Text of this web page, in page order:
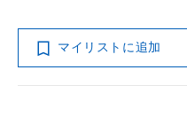
マイリストに追加